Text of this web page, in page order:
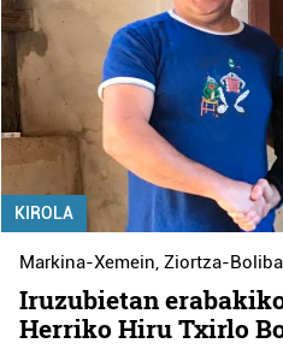
KIROLA
Markina-Xemein,Ziortza-
Iruzubietan
Herriko Hiru Txirlo